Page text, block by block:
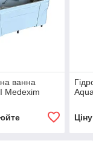
ванна
Medexim